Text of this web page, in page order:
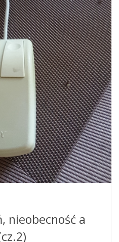
nieobecność a